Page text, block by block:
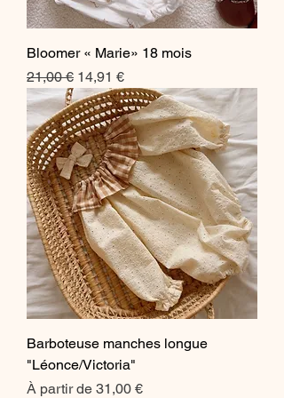
Bloomer « Marie» 18 mois
Prix original
21,00 € Prix promotionnel
14,91 €
Barboteuse manches longue
"Léonce/Victoria"
À partir de 31,00 €
Prix promotionnel